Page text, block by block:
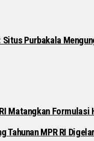
Purbakala
Matangkan Formulasi
Tahunan MPR RI